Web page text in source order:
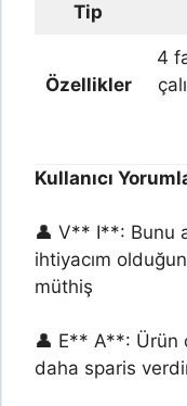
Tip
Özellikler
4
Kullanıcı
👤 V** I**: Bunu
ihtiyacım
müthiş
👤 E** A**: Ürün
daha sparis